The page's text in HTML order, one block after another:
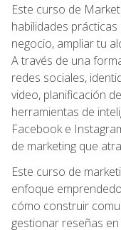
Este curso de
habilidades
negocio, ampliar tu
A través de una
redes sociales,
video, planificación
herramientas de
Facebook e
de marketing que
Este curso de
enfoque
cómo construir
gestionar reseñas